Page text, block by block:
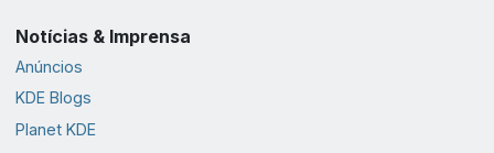
Notícias & Imprensa
Anúncios
KDE Blogs
Planet KDE